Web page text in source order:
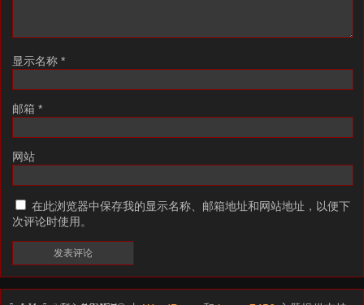
显示名称 *
邮箱 *
网站
在此浏览器中保存我的显示名称、邮箱地址和网站地址，以便下
次评论时使用。